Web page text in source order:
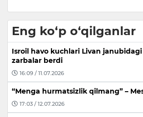
Eng ko‘p o‘qilganlar
Isroil havo kuchlari Livan
zarbalar berdi
16:09 / 11.07.2026
“Menga hurmatsizlik qilmang” –
17:03 / 12.07.2026